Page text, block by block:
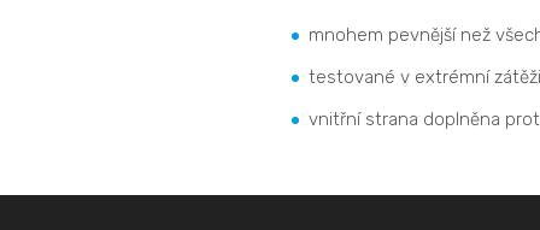
mnohem pevnější než
testované v extrémní zátěži
vnitřní strana doplněna